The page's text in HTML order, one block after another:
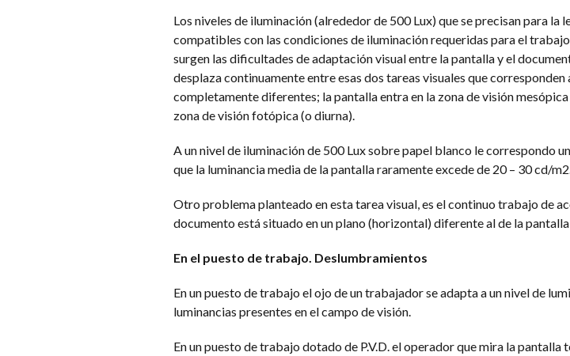
Los niveles de iluminación (alrededor de 500 Lux) que se precisan para la
compatibles con las condiciones de iluminación requeridas para el
surgen las dificultades de adaptación visual entre la pantalla y el
desplaza continuamente entre esas dos tareas visuales que corresponden
completamente diferentes; la pantalla entra en la zona de visión
zona de visión fotópica (o diurna).
A un nivel de iluminación de 500 Lux sobre papel blanco le correspondo
que la luminancia media de la pantalla raramente excede de 20 – 30 cd/
Otro problema planteado en esta tarea visual, es el continuo trabajo de
documento está situado en un plano (horizontal) diferente al de la
En el puesto de trabajo. Deslumbramientos
En un puesto de trabajo el ojo de un trabajador se adapta a un nivel de
luminancias presentes en el campo de visión.
En un puesto de trabajo dotado de P.V.D. el operador que mira la